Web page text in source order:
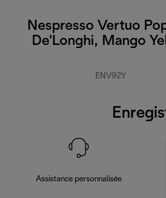
Nespresso Vertuo
De'Longhi, Mango
ENV92Y
Assistance personnalisée